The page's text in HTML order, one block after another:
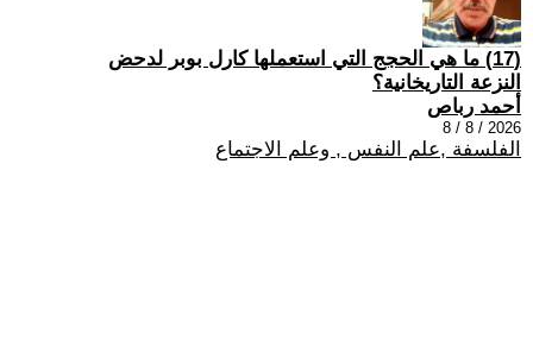
(17) ما هي الحجج التي استعملها كارل بوبر لدحض
النزعة التاريخانية؟
أحمد رباص
2026 / 8 / 8
الفلسفة ,علم النفس , وعلم الاجتماع